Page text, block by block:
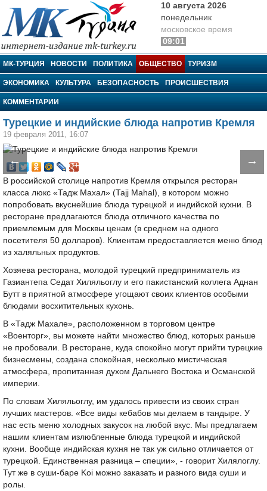
МК-Турция
10 августа 2026
понедельник
московское время
09:01
МК-ТУРЦИЯ НОВОСТИ ПОЛИТИКА ОБЩЕСТВО ТУРИЗМ
ЭКОНОМИКА КУЛЬТУРА БЕЗОПАСНОСТЬ ПРОИСШЕСТВИЯ
КОММЕНТАРИИ
Турецкие и индийские блюда напротив Кремля
19 февраля 2011, 16:07
← →
В российской столице напротив Кремля открылся ресторан
класса люкс «Тадж Махал» (Tajj Mahal), в котором можно
попробовать вкуснейшие блюда турецкой и индийской кухни. В
ресторане предлагаются блюда отличного качества по
приемлемым для Москвы ценам (в среднем на одного
посетителя 50 долларов). Клиентам предоставляется меню блюд
из халяльных продуктов.
Хозяева ресторана, молодой турецкий предприниматель из
Газиантепа Седат Хиляльоглу и его пакистанский коллега Аднан
Бутт в приятной атмосфере угощают своих клиентов особыми
блюдами восхитительных кухонь.
В «Тадж Махале», расположенном в торговом центре
«Военторг», вы можете найти множество блюд, которых раньше
не пробовали. В ресторане, куда спокойно могут прийти турецкие
бизнесмены, создана спокойная, несколько мистическая
атмосфера, пропитанная духом Дальнего Востока и Османской
империи.
По словам Хиляльоглу, им удалось привести из своих стран
лучших мастеров. «Все виды кебабов мы делаем в тандыре. У
нас есть меню холодных закусок на любой вкус. Мы предлагаем
нашим клиентам излюбленные блюда турецкой и индийской
кухни. Вообще индийская кухня не так уж сильно отличается от
турецкой. Единственная разница – специи», - говорит Хилялоглу.
Тут же в суши-баре Koi можно заказать и разного вида суши и
ролы.